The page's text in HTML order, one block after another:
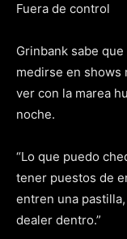
Fuera de control
Grinbank sabe
medirse en shows
ver con la marea
noche.
“Lo que puedo
tener puestos de
entren una
dealer dentro.”